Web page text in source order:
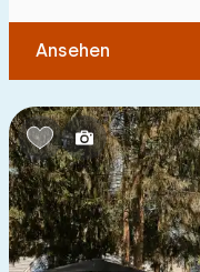
Hilfsmittel
Ansehen